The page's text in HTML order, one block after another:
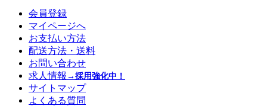
会員登録
マイページへ
お支払い方法
配送方法・送料
お問い合わせ
求人情報 →採用強化中！
サイトマップ
よくある質問